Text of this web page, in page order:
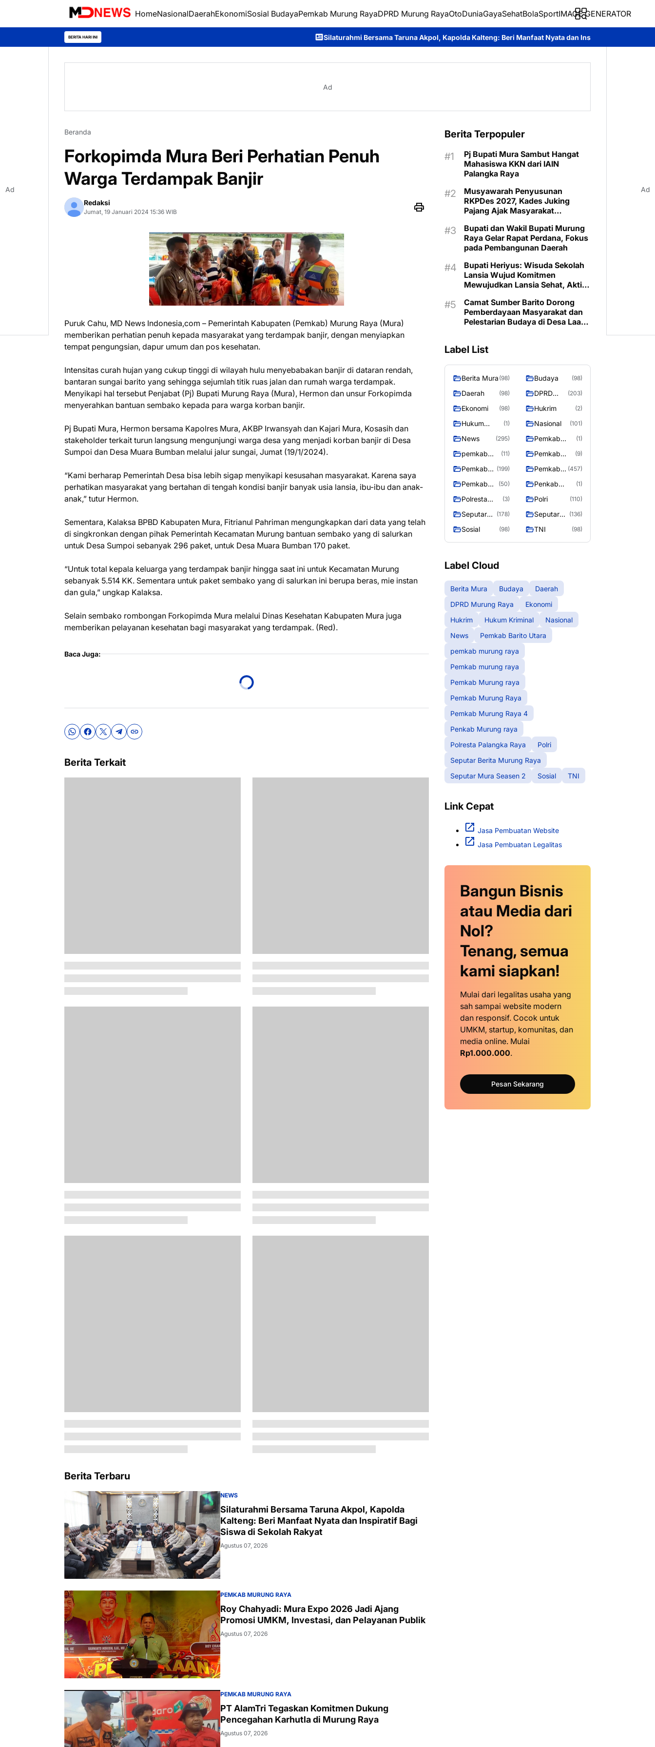
HomeNasionalDaerahEkonomiSosial BudayaPemkab Murung RayaDPRD Murung RayaOtoDuniaGayaSehatBolaSportIMAGE GENERATOR
BERITA HARI INI Silaturahmi Bersama Taruna Akpol, Kapolda Kalteng: Beri Manfaat Nyata dan Inspiratif Bagi Siswa di Sekolah Rakyat
Ad
Beranda
Forkopimda Mura Beri Perhatian Penuh
Warga Terdampak Banjir
Redaksi
Jumat, 19 Januari 2024 15:36 WIB
Puruk Cahu, MD News Indonesia,com – Pemerintah Kabupaten (Pemkab) Murung Raya (Mura)
memberikan perhatian penuh kepada masyarakat yang terdampak banjir, dengan menyiapkan
tempat pengungsian, dapur umum dan pos kesehatan.
Intensitas curah hujan yang cukup tinggi di wilayah hulu menyebabakan banjir di dataran rendah,
bantaran sungai barito yang sehingga sejumlah titik ruas jalan dan rumah warga terdampak.
Menyikapi hal tersebut Penjabat (Pj) Bupati Murung Raya (Mura), Hermon dan unsur Forkopimda
menyerahkan bantuan sembako kepada para warga korban banjir.
Pj Bupati Mura, Hermon bersama Kapolres Mura, AKBP Irwansyah dan Kajari Mura, Kosasih dan
stakeholder terkait turun langsung mengunjungi warga desa yang menjadi korban banjir di Desa
Sumpoi dan Desa Muara Bumban melalui jalur sungai, Jumat (19/1/2024).
“Kami berharap Pemerintah Desa bisa lebih sigap menyikapi kesusahan masyarakat. Karena saya
perhatikan masyarakat yang bertahan di tengah kondisi banjir banyak usia lansia, ibu-ibu dan anak-
anak,” tutur Hermon.
Sementara, Kalaksa BPBD Kabupaten Mura, Fitrianul Pahriman mengungkapkan dari data yang telah
di singkronkan dengan pihak Pemerintah Kecamatan Murung bantuan sembako yang di salurkan
untuk Desa Sumpoi sebanyak 296 paket, untuk Desa Muara Bumban 170 paket.
“Untuk total kepala keluarga yang terdampak banjir hingga saat ini untuk Kecamatan Murung
sebanyak 5.514 KK. Sementara untuk paket sembako yang di salurkan ini berupa beras, mie instan
dan gula,” ungkap Kalaksa.
Selain sembako rombongan Forkopimda Mura melalui Dinas Kesehatan Kabupaten Mura juga
memberikan pelayanan kesehatan bagi masyarakat yang terdampak. (Red).
Baca Juga:
Berita Terkait
Berita Terbaru
NEWS
Silaturahmi Bersama Taruna Akpol, Kapolda
Kalteng: Beri Manfaat Nyata dan Inspiratif Bagi
Siswa di Sekolah Rakyat
Agustus 07, 2026
PEMKAB MURUNG RAYA
Roy Chahyadi: Mura Expo 2026 Jadi Ajang
Promosi UMKM, Investasi, dan Pelayanan Publik
Agustus 07, 2026
PEMKAB MURUNG RAYA
PT AlamTri Tegaskan Komitmen Dukung
Pencegahan Karhutla di Murung Raya
Agustus 07, 2026
Berita Terpopuler
Pj Bupati Mura Sambut Hangat
Mahasiswa KKN dari IAIN
Palangka Raya
Musyawarah Penyusunan
RKPDes 2027, Kades Juking
Pajang Ajak Masyarakat
Kebutuhan
Bupati dan Wakil Bupati Murung
Raya Gelar Rapat Perdana, Fokus
pada Pembangunan Daerah
Bupati Heriyus: Wisuda Sekolah
Lansia Wujud Komitmen
Mewujudkan Lansia Sehat, Aktif,
Camat Sumber Barito Dorong
Pemberdayaan Masyarakat dan
Pelestarian Budaya di Desa Laas
Label List
Berita Mura (98) Budaya (98)
Daerah (98)
DPRD
Raya
(203)
Ekonomi (98) Hukrim (2)
Hukum
(1) Nasional (101)
News (295)
Pemkab
(1)
pemkab
raya
(11)
Pemkab
murung raya
(9)
Pemkab
raya
(199)
Pemkab
Raya
(457)
Pemkab
Raya 4
(50)
Penkab
Murung raya
(1)
Polresta
Raya
(3) Polri (110)
Seputar
Murung
Raya
(178)
Seputar
Seasen 2
(136)
Sosial (98) TNI (98)
Label Cloud
Berita Mura Budaya
Daerah
DPRD Murung Raya
Ekonomi
Hukrim
Hukum Kriminal
Nasional
News
Pemkab Barito Utara
pemkab murung raya
Pemkab murung raya
Pemkab Murung raya
Pemkab Murung Raya
Pemkab Murung Raya 4
Penkab Murung raya
Polresta Palangka Raya
Polri
Seputar Berita Murung Raya
Seputar Mura Seasen 2
Sosial TNI
Link Cepat
Jasa Pembuatan Website
Jasa Pembuatan Legalitas
Bangun Bisnis
atau Media dari
Nol?
Tenang, semua
kami siapkan!
Mulai dari legalitas usaha yang
sah sampai website modern
dan responsif. Cocok untuk
UMKM, startup, komunitas, dan
media online. Mulai
Rp1.000.000.
Pesan Sekarang
Ad Ad